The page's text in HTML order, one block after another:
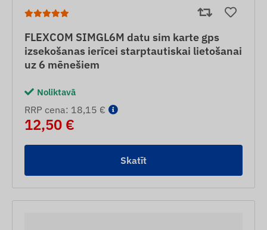
FLEXCOM SIMGL6M datu sim karte gps
izsekošanas ierīcei starptautiskai lietošanai
uz 6 mēnešiem
Noliktavā
RRP cena: 18,15 €
12,50 €
Skatīt